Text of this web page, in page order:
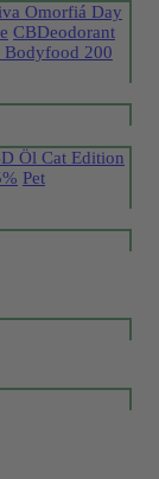
Omorfiá Day
CBDeodorant
Bodyfood 200
Öl Cat Edition
Pet